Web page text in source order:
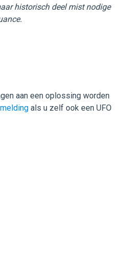
historisch deel mist nodige
aan een oplossing worden
als u zelf ook een UFO